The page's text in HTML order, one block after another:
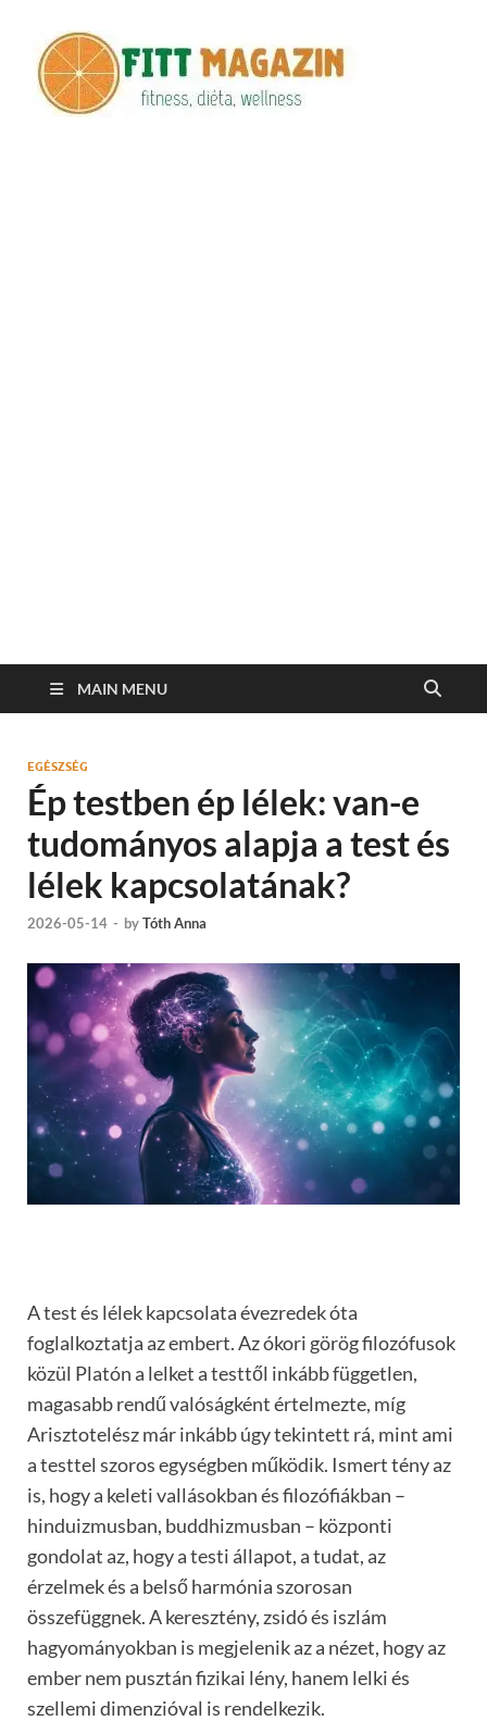
MAIN MENU
EGÉSZSÉG
Ép testben ép lélek: van-e
tudományos alapja a test és
lélek kapcsolatának?
2026-05-14 - byTóth Anna
A test és lélek kapcsolata évezredek óta
foglalkoztatja az embert. Az ókori görög filozófusok
közül Platón a lelket a testtől inkább független,
magasabb rendű valóságként értelmezte, míg
Arisztotelész már inkább úgy tekintett rá, mint ami
a testtel szoros egységben működik. Ismert tény az
is, hogy a keleti vallásokban és filozófiákban –
hinduizmusban, buddhizmusban – központi
gondolat az, hogy a testi állapot, a tudat, az
érzelmek és a belső harmónia szorosan
összefüggnek. A keresztény, zsidó és iszlám
hagyományokban is megjelenik az a nézet, hogy az
ember nem pusztán fizikai lény, hanem lelki és
szellemi dimenzióval is rendelkezik.